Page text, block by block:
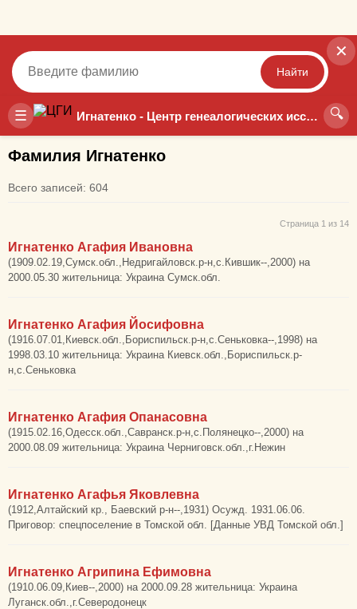
☰ Игнатенко - Центр генеалогических исследований 🔍
✕
Найти
Точный Неточный
Фамилия Игнатенко
Всего записей: 604
Страница 1 из 14
Игнатенко Агафия Ивановна
(1909.02.19,Сумск.обл.,Недригайловск.р-н,с.Кившик--,2000) на
2000.05.30 жительница: Украина Сумск.обл.
Игнатенко Агафия Йосифовна
(1916.07.01,Киевск.обл.,Бориспильск.р-н,с.Сеньковка--,1998) на
1998.03.10 жительница: Украина Киевск.обл.,Бориспильск.р-
н,с.Сеньковка
Игнатенко Агафия Опанасовна
(1915.02.16,Одесск.обл.,Савранск.р-н,с.Полянецко--,2000) на
2000.08.09 жительница: Украина Черниговск.обл.,г.Нежин
Игнатенко Агафья Яковлевна
(1912,Алтайский кр., Баевский р-н--,1931) Осужд. 1931.06.06.
Приговор: спецпоселение в Томской обл. [Данные УВД Томской обл.]
Игнатенко Агрипина Ефимовна
(1910.06.09,Киев--,2000) на 2000.09.28 жительница: Украина
Луганск.обл.,г.Северодонецк